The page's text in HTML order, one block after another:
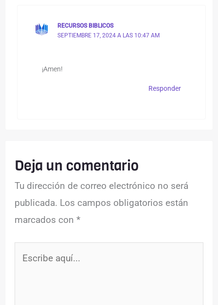
RECURSOS BIBLICOS
SEPTIEMBRE 17, 2024 A LAS 10:47 AM
¡Amen!
Responder
Deja un comentario
Tu dirección de correo electrónico no será
publicada. Los campos obligatorios están
marcados con*